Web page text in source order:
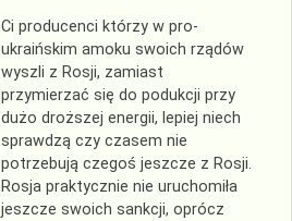
Ci producenci którzy w pro-
ukraińskim amoku swoich rządów
wyszli z Rosji, zamiast
przymierzać się do podukcji przy
dużo droższej energii, lepiej niech
sprawdzą czy czasem nie
potrzebują czegoś jeszcze z Rosji.
Rosja praktycznie nie uruchomiła
jeszcze swoich sankcji, oprócz